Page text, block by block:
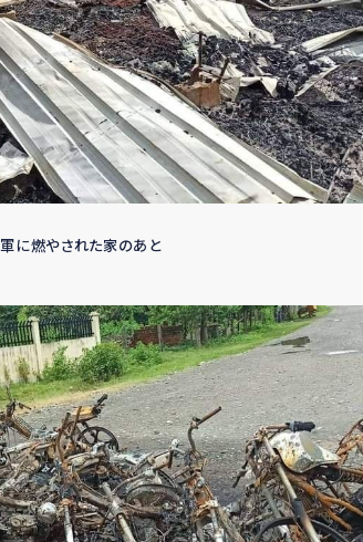
に燃やされた家のあと